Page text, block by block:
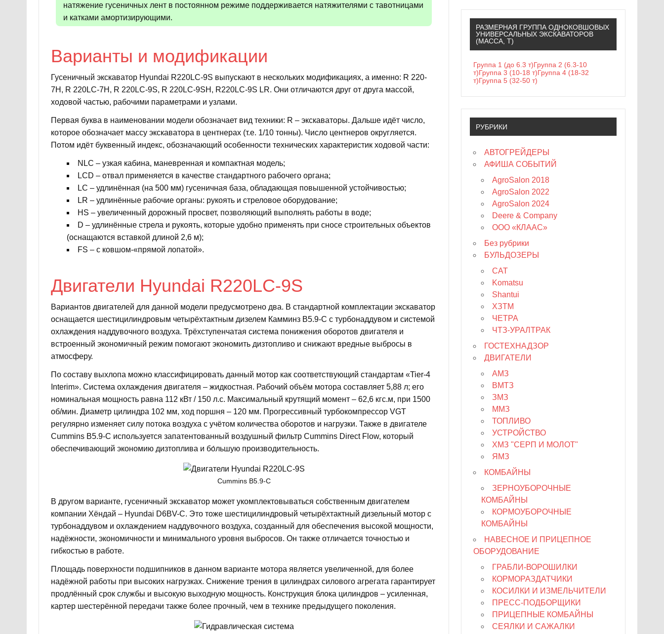
натяжение гусеничных лент в постоянном режиме поддерживается натяжителями с тавотницами
и катками амортизирующими.
Варианты и модификации
Гусеничный экскаватор Hyundai R220LC-9S выпускают в нескольких модификациях, а именно: R 220-
7H, R 220LC-7H, R 220LC-9S, R 220LC-9SH, R220LC-9S LR. Они отличаются друг от друга массой,
ходовой частью, рабочими параметрами и узлами.
Первая буква в наименовании модели обозначает вид техники: R – экскаваторы. Дальше идёт число,
которое обозначает массу экскаватора в центнерах (т.е. 1/10 тонны). Число центнеров округляется.
Потом идёт буквенный индекс, обозначающий особенности технических характеристик ходовой части:
NLC – узкая кабина, маневренная и компактная модель;
LCD – отвал применяется в качестве стандартного рабочего органа;
LC – удлинённая (на 500 мм) гусеничная база, обладающая повышенной устойчивостью;
LR – удлинённые рабочие органы: рукоять и стреловое оборудование;
HS – увеличенный дорожный просвет, позволяющий выполнять работы в воде;
D – удлинённые стрела и рукоять, которые удобно применять при сносе строительных объектов
(оснащаются вставкой длиной 2,6 м);
FS – с ковшом-«прямой лопатой».
Двигатели Hyundai R220LC-9S
Вариантов двигателей для данной модели предусмотрено два. В стандартной комплектации экскаватор
оснащается шестицилиндровым четырёхтактным дизелем Камминз B5.9-C с турбонаддувом и системой
охлаждения наддувочного воздуха. Трёхступенчатая система понижения оборотов двигателя и
встроенный экономичный режим помогают экономить дизтопливо и снижают вредные выбросы в
атмосферу.
По составу выхлопа можно классифицировать данный мотор как соответствующий стандартам «Tier-4
Interim». Система охлаждения двигателя – жидкостная. Рабочий объём мотора составляет 5,88 л; его
номинальная мощность равна 112 кВт / 150 л.с. Максимальный крутящий момент – 62,6 кгс.м, при 1500
об/мин. Диаметр цилиндра 102 мм, xод поршня – 120 мм. Прогрессивный турбокомпрессор VGT
регулярно изменяет силу потока воздуха с учётом количества оборотов и нагрузки. Также в двигателе
Cummins B5.9-C используется запатентованный воздушный фильтр Cummins Direct Flow, который
обеспечивающий экономию дизтоплива и бо́льшую производительность.
Cummins B5.9-C
В другом варианте, гусеничный экскаватор может укомплектовываться собственным двигателем
компании Хёндай – Hyundai D6BV-C. Это тоже шестицилиндровый четырёхтактный дизельный мотор с
турбонаддувом и охлаждением наддувочного воздуха, созданный для обеспечения высокой мощности,
надёжности, экономичности и минимального уровня выбросов. Он также отличается точностью и
гибкостью в работе.
Площадь поверхности подшипников в данном варианте мотора является увеличенной, для более
надёжной работы при высоких нагрузках. Снижение трения в цилиндрах силового агрегата гарантирует
продлённый срок службы и высокую выходную мощность. Конструкция блока цилиндров – усиленная,
картер шестерённой передачи также более прочный, чем в технике предыдущего поколения.
РАЗМЕРНАЯ ГРУППА ОДНОКОВШОВЫХ
УНИВЕРСАЛЬНЫХ ЭКСКАВАТОРОВ
(МАССА, Т)
Группа 1 (до 6.3 т)Группа 2 (6.3-10
т)Группа 3 (10-18 т)Группа 4 (18-32
т)Группа 5 (32-50 т)
РУБРИКИ
АВТОГРЕЙДЕРЫ
АФИША СОБЫТИЙ
AgroSalon 2018
AgroSalon 2022
AgroSalon 2024
Deere & Company
ООО «КЛААС»
Без рубрики
БУЛЬДОЗЕРЫ
CAT
Komatsu
Shantui
ХЗТМ
ЧЕТРА
ЧТЗ-УРАЛТРАК
ГОСТЕХНАДЗОР
ДВИГАТЕЛИ
АМЗ
ВМТЗ
ЗМЗ
ММЗ
ТОПЛИВО
УСТРОЙСТВО
ХМЗ "СЕРП И МОЛОТ"
ЯМЗ
КОМБАЙНЫ
ЗЕРНОУБОРОЧНЫЕ
КОМБАЙНЫ
КОРМОУБОРОЧНЫЕ
КОМБАЙНЫ
НАВЕСНОЕ И ПРИЦЕПНОЕ
ОБОРУДОВАНИЕ
ГРАБЛИ-ВОРОШИЛКИ
КОРМОРАЗДАТЧИКИ
КОСИЛКИ И ИЗМЕЛЬЧИТЕЛИ
ПРЕСС-ПОДБОРЩИКИ
ПРИЦЕПНЫЕ КОМБАЙНЫ
СЕЯЛКИ И САЖАЛКИ